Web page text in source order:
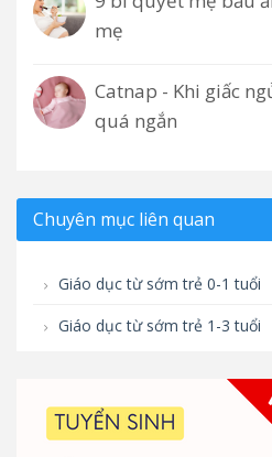
mẹ
Catnap - Khi giấc
quá ngắn
Chuyên mục liên quan
Giáo dục từ sớm trẻ 0-1 tuổi
Giáo dục từ sớm trẻ 1-3 tuổi